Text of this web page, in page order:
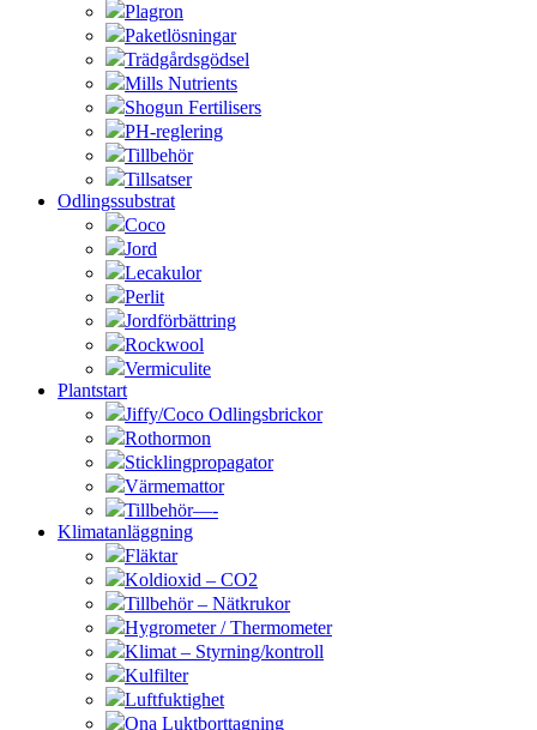
Plagron
Paketlösningar
Trädgårdsgödsel
Mills Nutrients
Shogun Fertilisers
PH-reglering
Tillbehör
Tillsatser
Odlingssubstrat
Coco
Jord
Lecakulor
Perlit
Jordförbättring
Rockwool
Vermiculite
Plantstart
Jiffy/Coco Odlingsbrickor
Rothormon
Sticklingpropagator
Värmemattor
Tillbehör—-
Klimatanläggning
Fläktar
Koldioxid – CO2
Tillbehör – Nätkrukor
Hygrometer / Thermometer
Klimat – Styrning/kontroll
Kulfilter
Luftfuktighet
Ona Luktborttagning